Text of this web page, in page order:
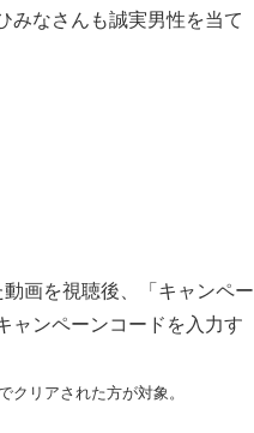
みなさんも誠実男性を当て
画を視聴後、「キャンペー
ャンペーンコードを入力す
リアされた方が対象。